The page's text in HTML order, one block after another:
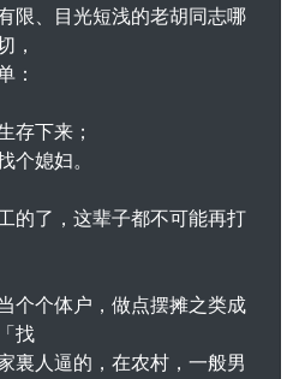
限、目光短浅的老胡同志哪
，
：
下来；
媳妇。
了，这辈子都不可能再打
个体户，做点摆摊之类成
找
裏人逼的，在农村，一般男